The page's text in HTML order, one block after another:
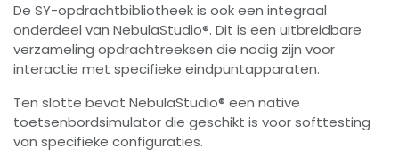
De SY-opdrachtbibliotheek is ook een integraal
onderdeel van NebulaStudio®. Dit is een uitbreidbare
verzameling opdrachtreeksen die nodig zijn voor
interactie met specifieke eindpuntapparaten.
Ten slotte bevat NebulaStudio® een native
toetsenbordsimulator die geschikt is voor softtesting
van specifieke configuraties.